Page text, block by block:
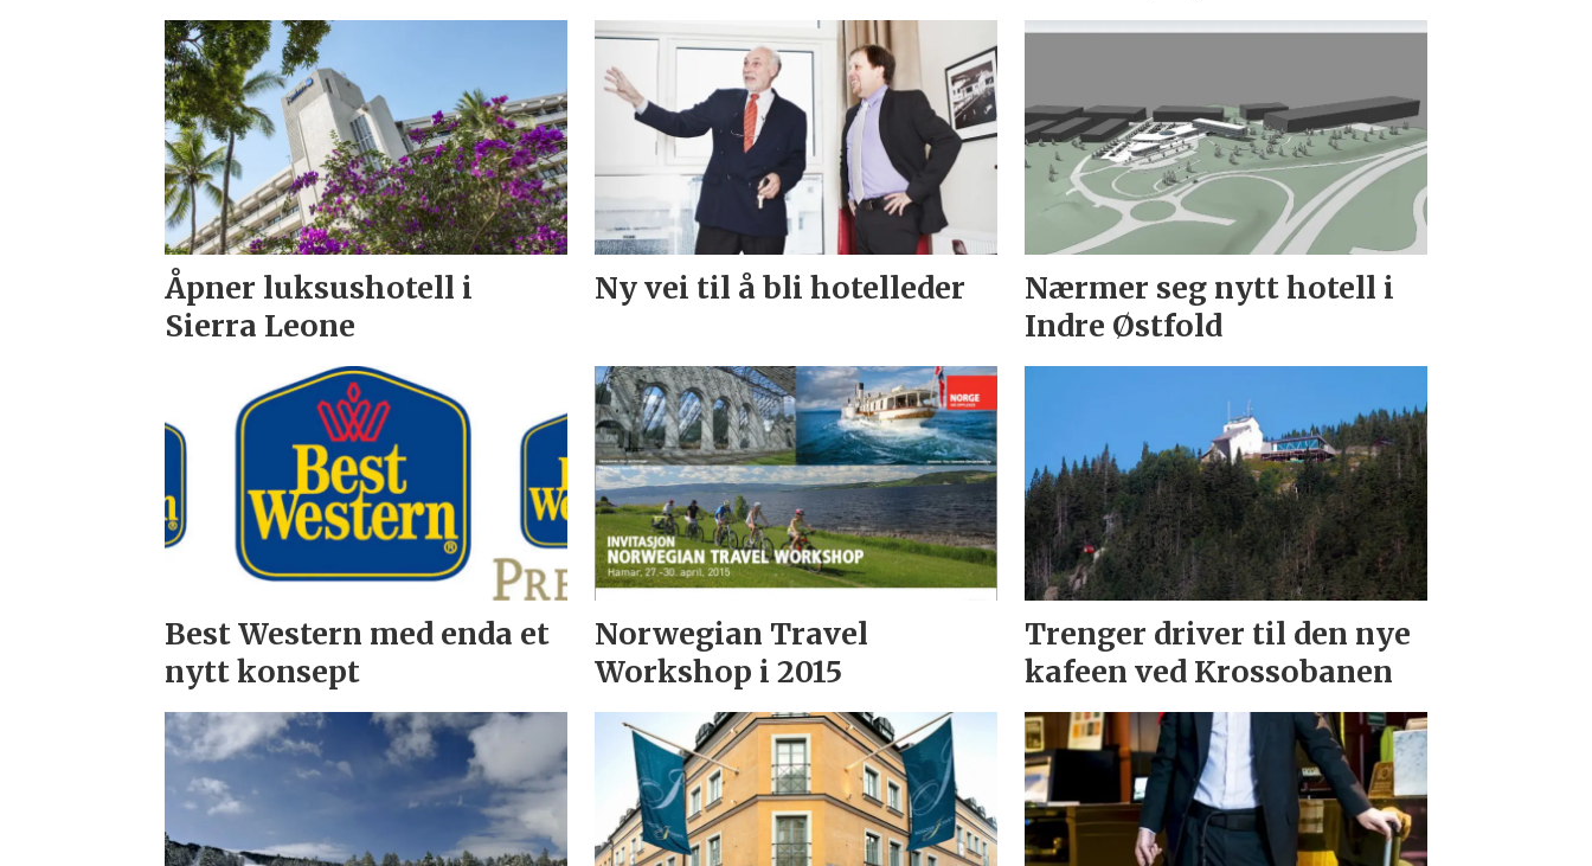
Åpner luksushotell i
Sierra Leone
Ny vei til å bli hotelleder
Nærmer seg nytt hotell i
Indre Østfold
Best Western med enda et
nytt konsept
Norwegian Travel
Workshop i 2015
Trenger driver til den nye
kafeen ved Krossobanen